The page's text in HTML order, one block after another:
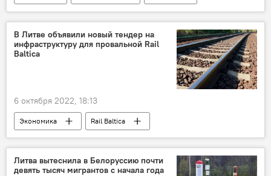
В Литве объявили новый тендер на
инфраструктуру для провальной Rail
Baltica
6 октября 2022, 18:13
Экономика
Rail Baltica
Строительство Rail Baltica
Литва
тендер
Литва вытеснила в Белоруссию почти
девять тысяч мигрантов с начала года